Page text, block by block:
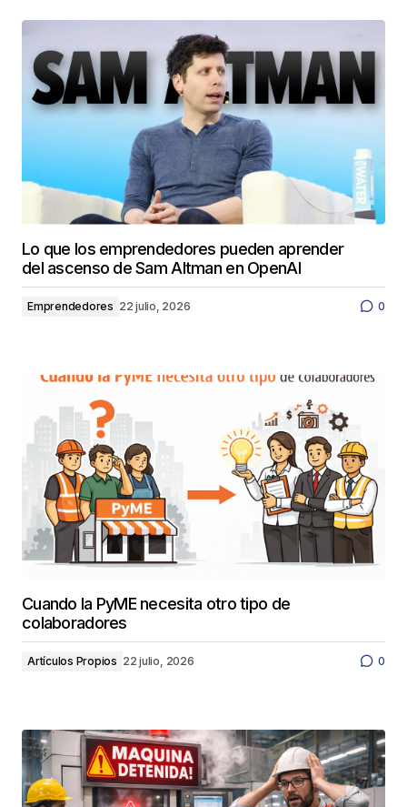
Lo que los emprendedores pueden aprender
del ascenso de Sam Altman en OpenAI
Emprendedores 22 julio, 2026 0
Cuando la PyME necesita otro tipo de
colaboradores
Artículos Propios 22 julio, 2026 0